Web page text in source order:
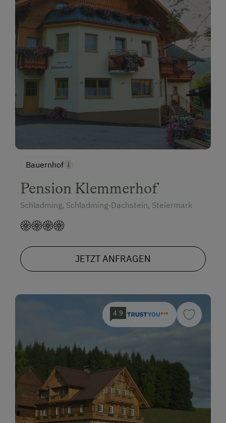
Bauernhof
Pension Klemmerhof
Schladming, Schladming-Dachstein, Steiermark
JETZT ANFRAGEN
4.9